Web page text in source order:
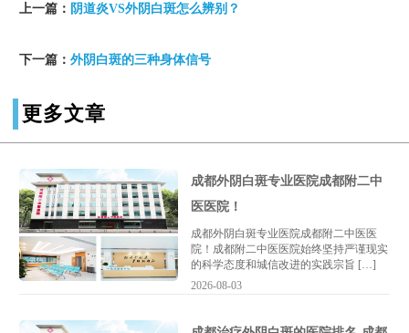
上一篇： 阴道炎VS外阴白斑怎么辨别？
下一篇： 外阴白斑的三种身体信号
更多文章
成都外阴白斑专业医院成都附二中
医医院！
成都外阴白斑专业医院成都附二中医医
院！成都附二中医医院始终坚持严谨现实
的科学态度和城信改进的实践宗旨 […]
2026-08-03